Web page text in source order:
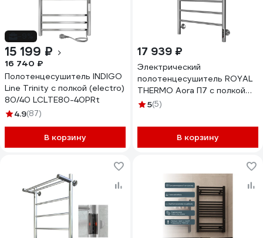
15 199 ₽
16 740 ₽
Полотенцесушитель INDIGO
Line Trinity с полкой (electro)
80/40 LСLTE80-40PRt
4.9(87)
В корзину
17 939 ₽
Электрический
полотенцесушитель ROYAL
THERMO Aora П7 c полкой
500x800 НС-1443119
5(5)
В корзину